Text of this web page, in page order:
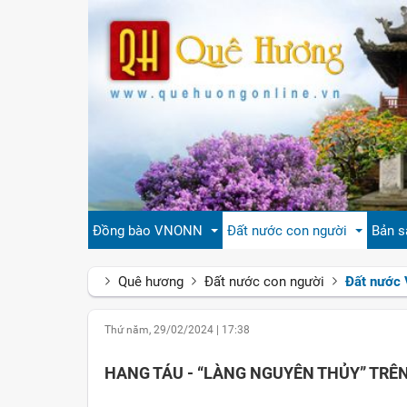
Đồng bào VNONN Đất nước con người Bản
Quê hương Đất nước con người Đất nước
Thứ năm, 29/02/2024 17:38
HANG TÁU - “LÀNG NGUYÊN THỦY”